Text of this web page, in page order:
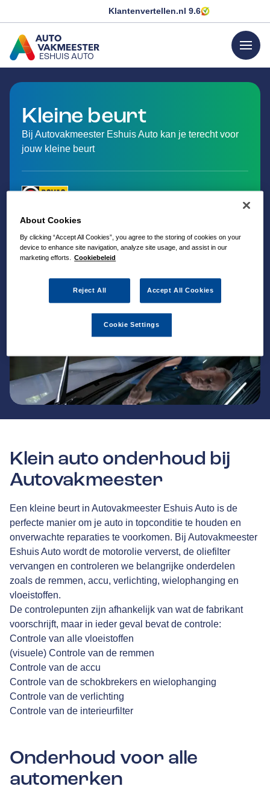
Klantenvertellen.nl 9.6
ESHUIS AUTO
GA NAAR DE HOMEPAGINA
menu
Kleine beurt
Bij Autovakmeester Eshuis Auto kan je terecht voor
jouw kleine beurt
Klein auto onderhoud bij
Autovakmeester
Een kleine beurt in Autovakmeester Eshuis Auto is de
perfecte manier om je auto in topconditie te houden en
onverwachte reparaties te voorkomen. Bij Autovakmeester
Eshuis Auto wordt de motorolie ververst, de oliefilter
vervangen en controleren we belangrijke onderdelen
zoals de remmen, accu, verlichting, wielophanging en
vloeistoffen.
De controlepunten zijn afhankelijk van wat de fabrikant
voorschrijft, maar in ieder geval bevat de controle:
Controle van alle vloeistoffen
(visuele) Controle van de remmen
Controle van de accu
Controle van de schokbrekers en wielophanging
Controle van de verlichting
Controle van de interieurfilter
Onderhoud voor alle
automerken
About Cookies
By clicking “Accept All Cookies”, you agree to the storing of cookies on your
device to enhance site navigation, analyze site usage, and assist in our
marketing efforts. Cookiebeleid
Reject All Accept All Cookies
Cookie Settings